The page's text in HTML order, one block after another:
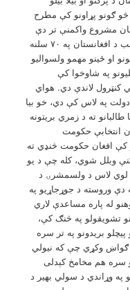
ګونو پړاونو کې مطرح
مشروع واکمنې تر دې
دمه په رسمیت نه پيژنې!!! غربې میډيا طالب د افغانستان په ۷۰ سلنه
او ځينو مهمو ولسوالیو
چې لږ تر لږه ورکې د ۲۰ یا ۲۲ میلیونو په شاوخوا کې
کنټرول لاندې دي. هواي
دولت په لاس کې دي، خو بیا
ته د زمري بریتونه
انتخابې حکومت
کې افغان حکومت څنډي ته
وبلل شوي، کله چې د یو
لوي لاس د ولسمشرۍ د
وروسته د جوړجاړیو په
له پاره مساعدې لاري
تشویقولو په څنګ کې،
بریدونو په تر سره
ګواښ وکړي چې که نیولي
سره هم مخامخ کېدلی
وړاندي د سولي بهیر د